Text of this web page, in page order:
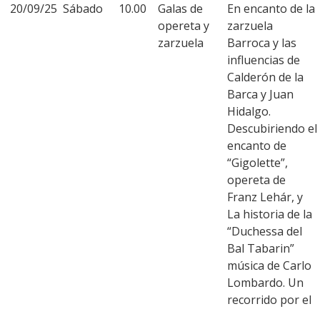
20/09/25 Sábado 10.00
Galas de
opereta y
zarzuela
En encanto de la
zarzuela
Barroca y las
influencias de
Calderón de la
Barca y Juan
Hidalgo.
Descubiriendo el
encanto de
“Gigolette”,
opereta de
Franz Lehár, y
La historia de la
“Duchessa del
Bal Tabarin”
música de Carlo
Lombardo. Un
recorrido por el